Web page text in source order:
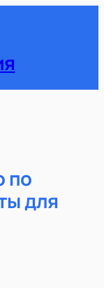
по
для